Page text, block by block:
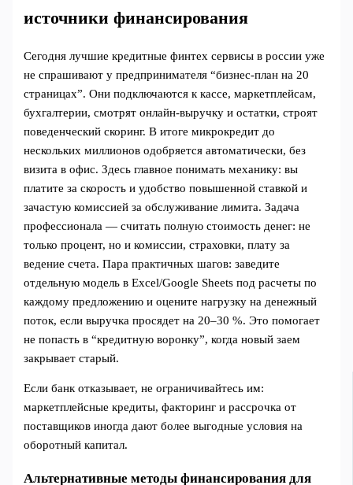
источники финансирования
Сегодня лучшие кредитные финтех сервисы в россии уже
не спрашивают у предпринимателя “бизнес-план на 20
страницах”. Они подключаются к кассе, маркетплейсам,
бухгалтерии, смотрят онлайн-выручку и остатки, строят
поведенческий скоринг. В итоге микрокредит до
нескольких миллионов одобряется автоматически, без
визита в офис. Здесь главное понимать механику: вы
платите за скорость и удобство повышенной ставкой и
зачастую комиссией за обслуживание лимита. Задача
профессионала — считать полную стоимость денег: не
только процент, но и комиссии, страховки, плату за
ведение счета. Пара практичных шагов: заведите
отдельную модель в Excel/Google Sheets под расчеты по
каждому предложению и оцените нагрузку на денежный
поток, если выручка просядет на 20–30 %. Это помогает
не попасть в “кредитную воронку”, когда новый заем
закрывает старый.
Если банк отказывает, не ограничивайтесь им:
маркетплейсные кредиты, факторинг и рассрочка от
поставщиков иногда дают более выгодные условия на
оборотный капитал.
Альтернативные методы финансирования для